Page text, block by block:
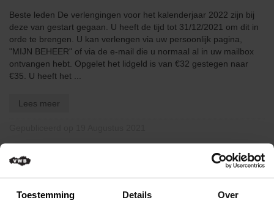
Toestemming Details Over
en
uitleendiensten
Ethiek
/
Integriteit
Beste leden De verlengingen voor het kalenderjaar 2022 zijn bij
deze van gestart gegaan. U heeft de tijd tot 31/12/2021 om dit in
orde te brengen. U kan verlengen via uw persoonlijk pagina,
"MIJN BEHEER" of via de e-mail die u normaal al in uw mailbox
ontvangen hebt. Opgelet het lidgeld is van €32 gestegen naar
€35. U heeft het ...
Lees meer